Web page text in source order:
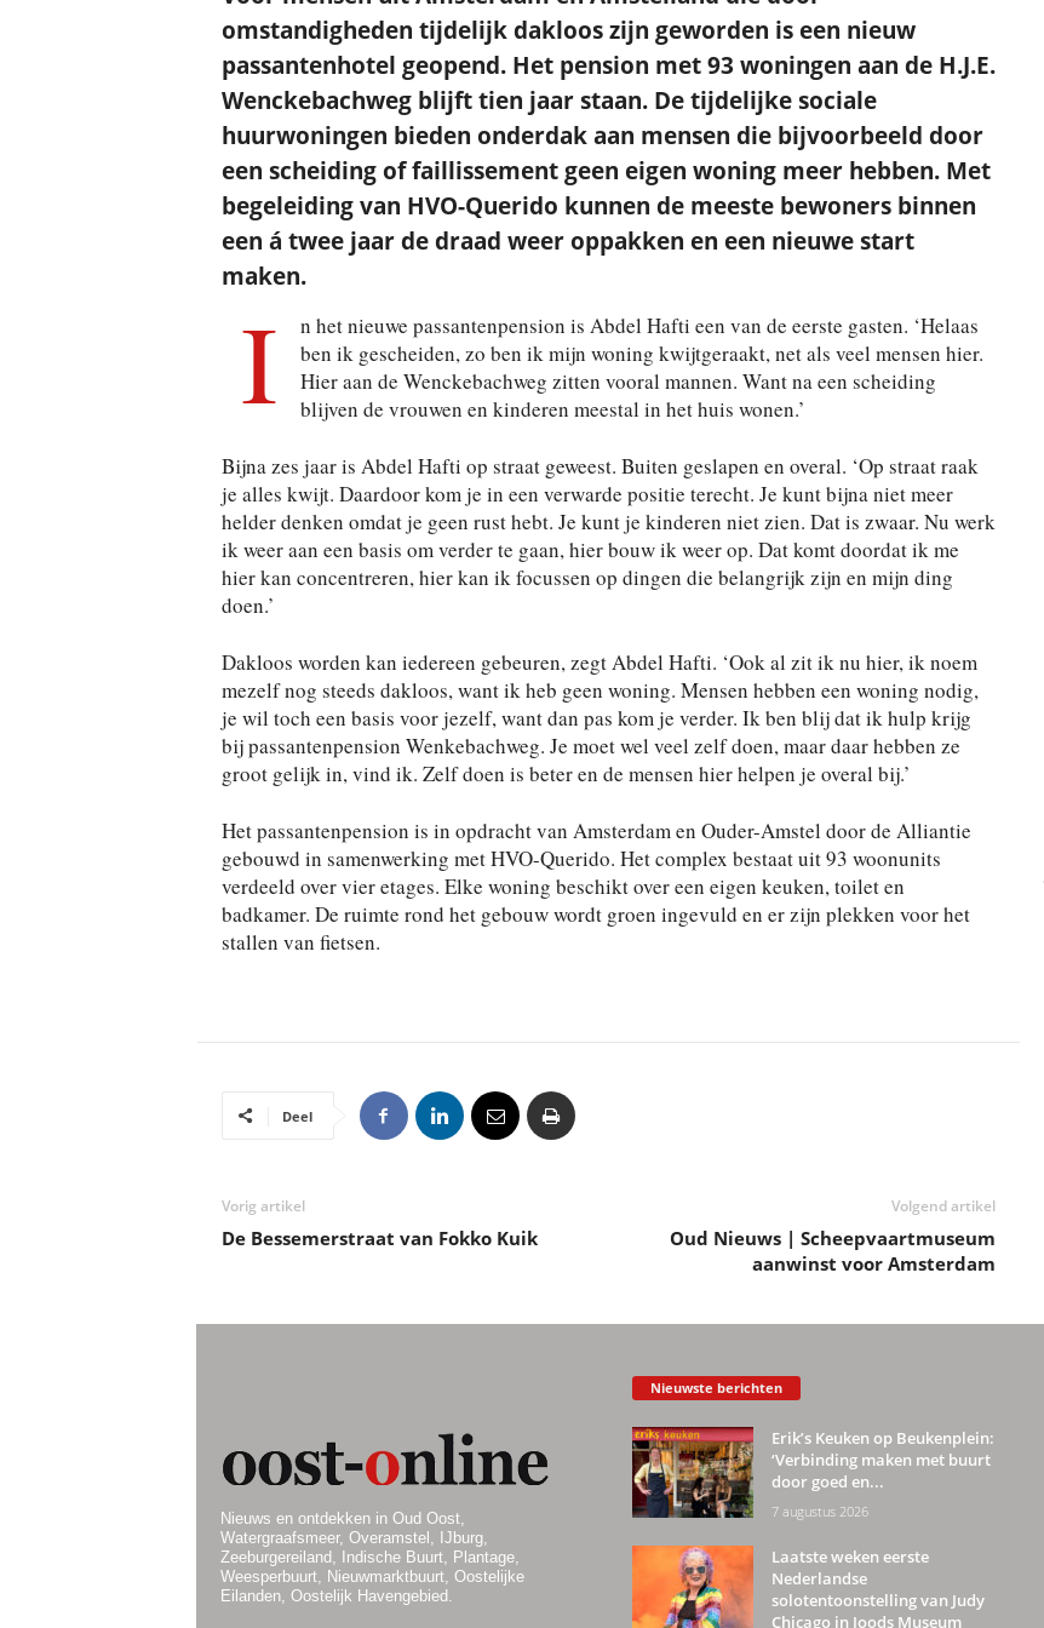
omstandigheden tijdelijk dakloos zijn geworden is een nieuw
passantenhotel geopend. Het pension met 93 woningen aan de H.J.E.
Wenckebachweg blijft tien jaar staan. De tijdelijke sociale
huurwoningen bieden onderdak aan mensen die bijvoorbeeld door
een scheiding of faillissement geen eigen woning meer hebben. Met
begeleiding van HVO-Querido kunnen de meeste bewoners binnen
een á twee jaar de draad weer oppakken en een nieuwe start
maken.
I
n het nieuwe passantenpension is Abdel Hafti een van de eerste gasten. ‘Helaas
ben ik gescheiden, zo ben ik mijn woning kwijtgeraakt, net als veel mensen hier.
Hier aan de Wenckebachweg zitten vooral mannen. Want na een scheiding
blijven de vrouwen en kinderen meestal in het huis wonen.’
Bijna zes jaar is Abdel Hafti op straat geweest. Buiten geslapen en overal. ‘Op straat raak
je alles kwijt. Daardoor kom je in een verwarde positie terecht. Je kunt bijna niet meer
helder denken omdat je geen rust hebt. Je kunt je kinderen niet zien. Dat is zwaar. Nu werk
ik weer aan een basis om verder te gaan, hier bouw ik weer op. Dat komt doordat ik me
hier kan concentreren, hier kan ik focussen op dingen die belangrijk zijn en mijn ding
doen.’
Dakloos worden kan iedereen gebeuren, zegt Abdel Hafti. ‘Ook al zit ik nu hier, ik noem
mezelf nog steeds dakloos, want ik heb geen woning. Mensen hebben een woning nodig,
je wil toch een basis voor jezelf, want dan pas kom je verder. Ik ben blij dat ik hulp krijg
bij passantenpension Wenkebachweg. Je moet wel veel zelf doen, maar daar hebben ze
groot gelijk in, vind ik. Zelf doen is beter en de mensen hier helpen je overal bij.’
Het passantenpension is in opdracht van Amsterdam en Ouder-Amstel door de Alliantie
gebouwd in samenwerking met HVO-Querido. Het complex bestaat uit 93 woonunits
verdeeld over vier etages. Elke woning beschikt over een eigen keuken, toilet en
badkamer. De ruimte rond het gebouw wordt groen ingevuld en er zijn plekken voor het
stallen van fietsen.
Deel
Vorig artikel
De Bessemerstraat van Fokko Kuik
Volgend artikel
Oud Nieuws | Scheepvaartmuseum
aanwinst voor Amsterdam
Nieuws en ontdekken in Oud Oost,
Watergraafsmeer, Overamstel, IJburg,
Zeeburgereiland, Indische Buurt, Plantage,
Weesperbuurt, Nieuwmarktbuurt, Oostelijke
Eilanden, Oostelijk Havengebied.
Nieuwste berichten
Erik’s Keuken op Beukenplein:
‘Verbinding maken met buurt
door goed en...
7 augustus 2026
Laatste weken eerste
Nederlandse
solotentoonstelling van Judy
Chicago in Joods Museum